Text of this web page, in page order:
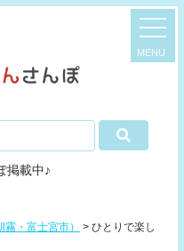
掲載中♪
・富士宮市） > ひとりで楽し